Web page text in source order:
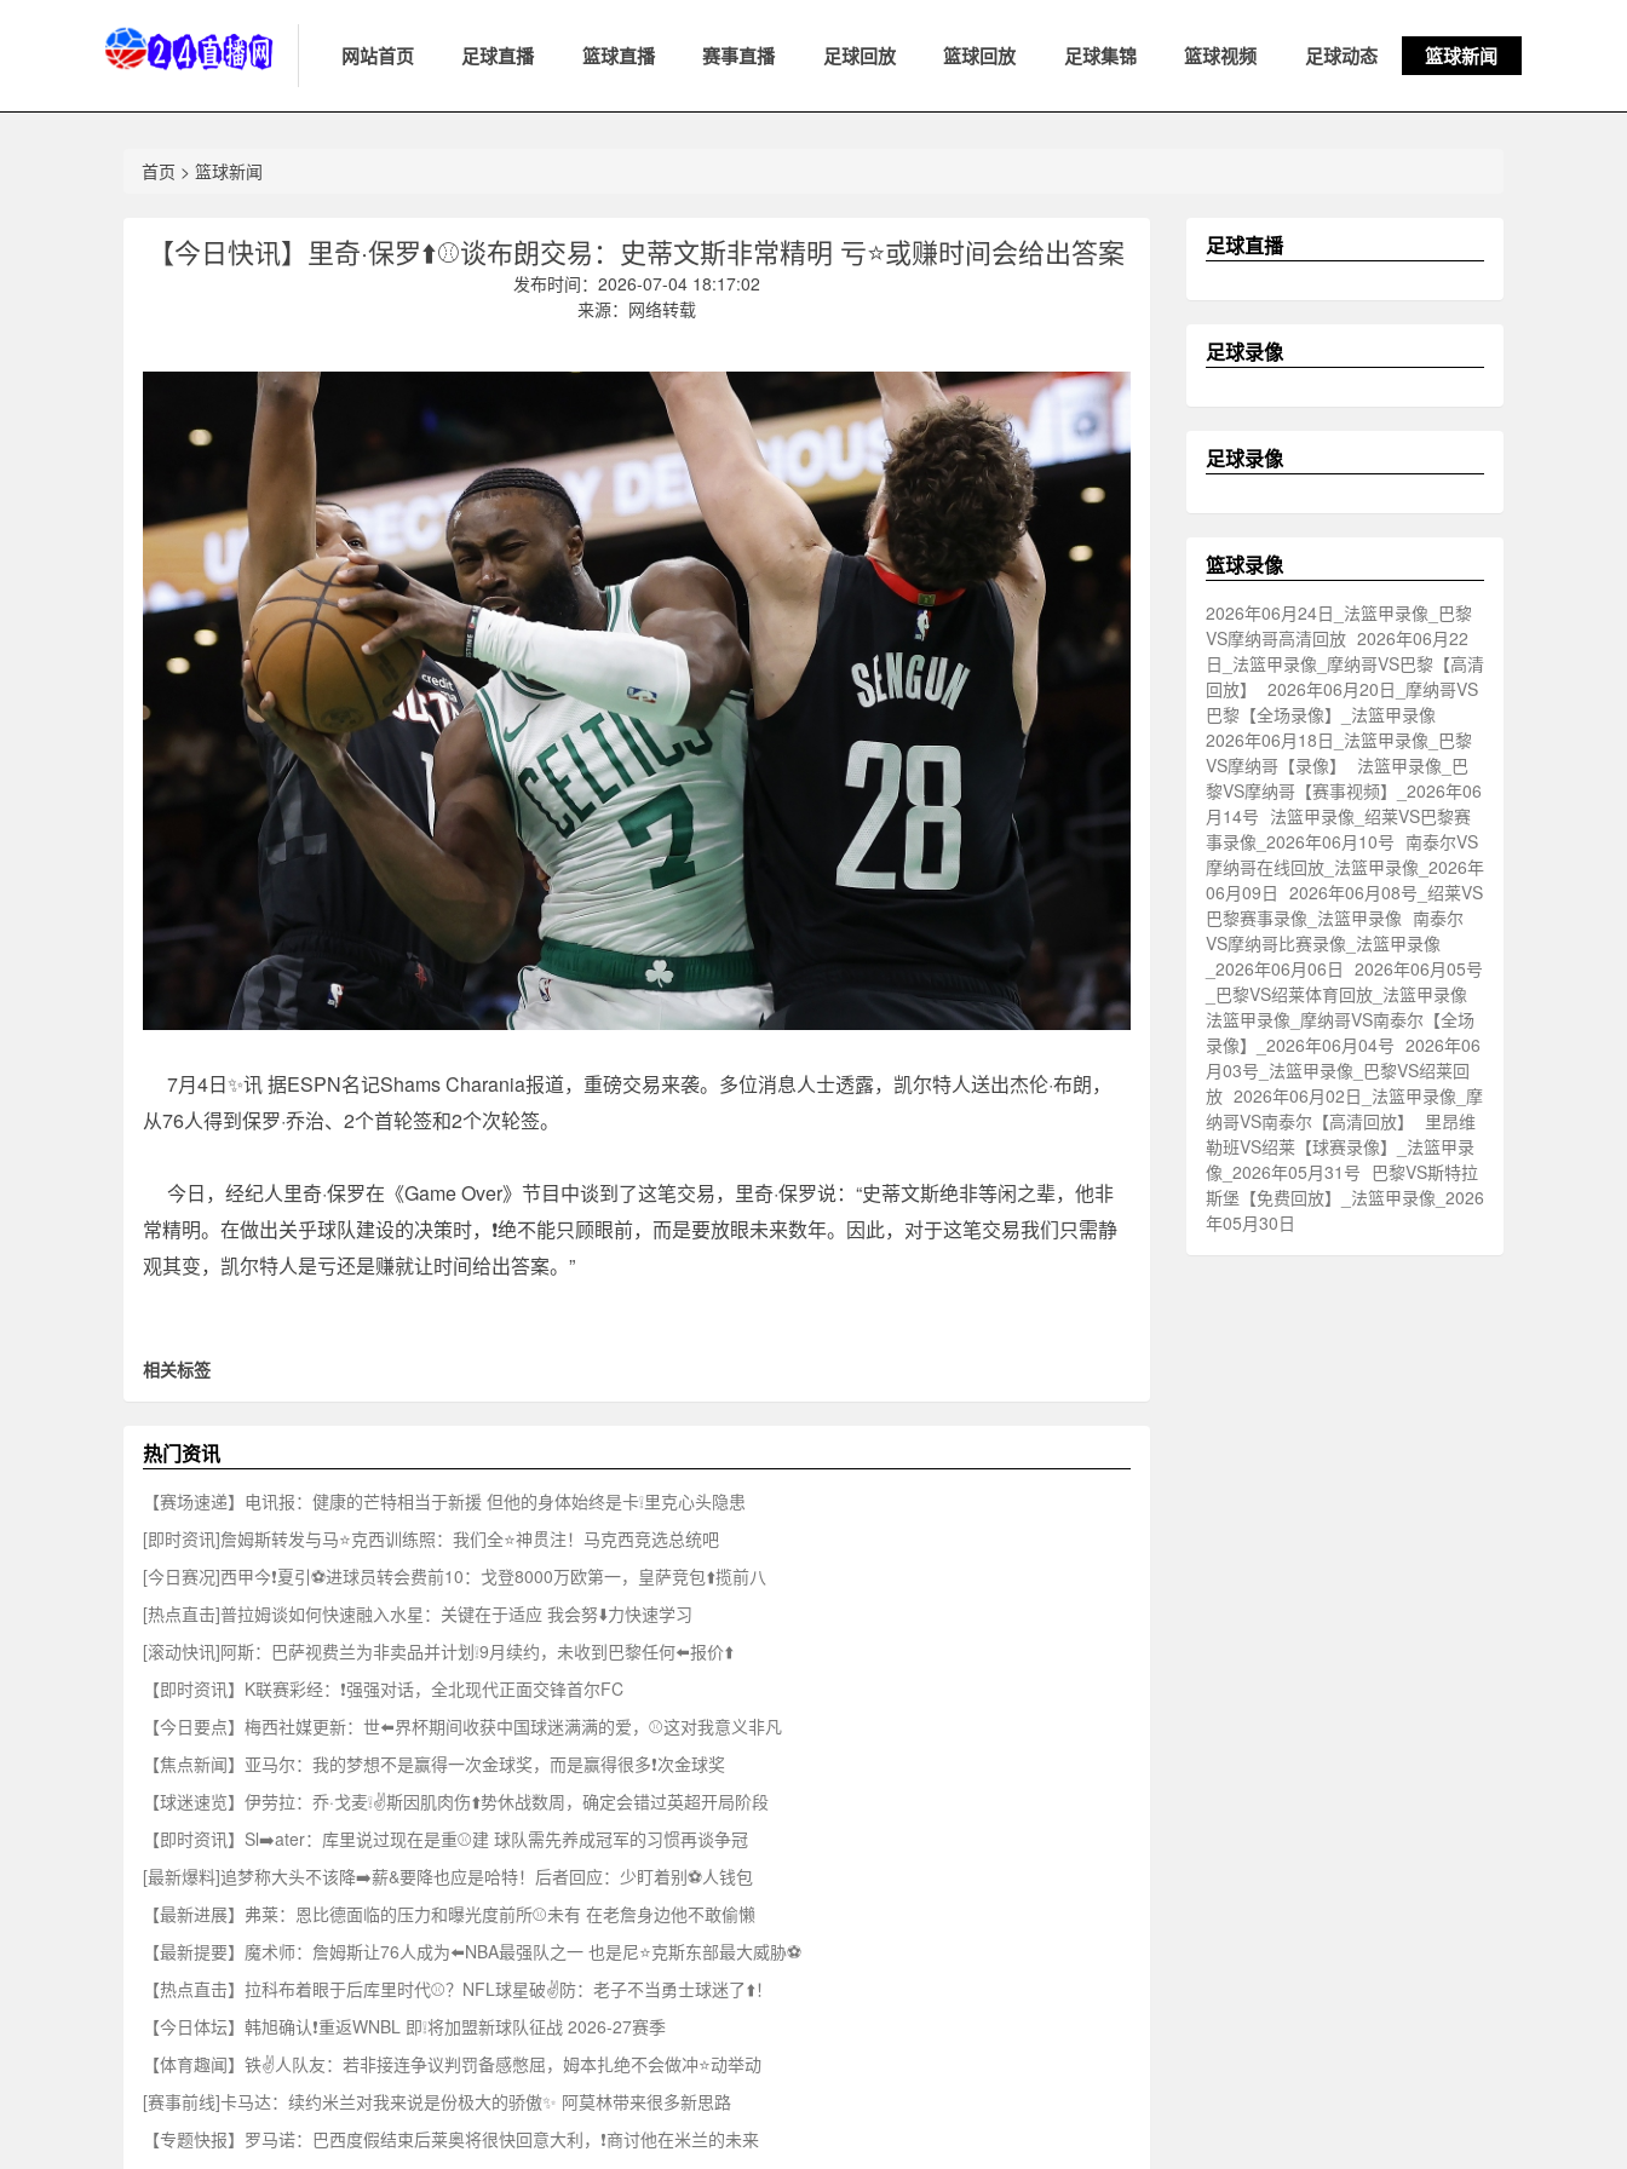
网站首页 足球直播 篮球直播 赛事直播 足球回放 篮球回放 足球集锦 篮球视频 足球动态 篮球新闻
首页 > 篮球新闻
【今日快讯】里奇·保罗⬆️⚾谈布朗交易：史蒂文斯非常精明 亏⭐或赚时间会给出答案
发布时间：2026-07-04 18:17:02
来源：网络转载
7月4日✨讯 据ESPN名记Shams Charania报道，重磅交易来袭。多位消息人士透露，凯尔特人送出杰伦·布朗，
从76人得到保罗·乔治、2个首轮签和2个次轮签。
今日，经纪人里奇·保罗在《Game Over》节目中谈到了这笔交易，里奇·保罗说：“史蒂文斯绝非等闲之辈，他非
常精明。在做出关乎球队建设的决策时，❗绝不能只顾眼前，而是要放眼未来数年。因此，对于这笔交易我们只需静
观其变，凯尔特人是亏还是赚就让时间给出答案。”
相关标签
热门资讯
【赛场速递】电讯报：健康的芒特相当于新援 但他的身体始终是卡❕里克心头隐患
[即时资讯]詹姆斯转发与马⭐克西训练照：我们全⭐神贯注！马克西竞选总统吧
[今日赛况]西甲今❗夏引⚽进球员转会费前10：戈登8000万欧第一，皇萨竞包⬆️揽前八
[热点直击]普拉姆谈如何快速融入水星：关键在于适应 我会努⬇️力快速学习
[滚动快讯]阿斯：巴萨视费兰为非卖品并计划❕9月续约，未收到巴黎任何⬅️报价⬆️
【即时资讯】K联赛彩经：❗强强对话，全北现代正面交锋首尔FC
【今日要点】梅西社媒更新：世⬅️界杯期间收获中国球迷满满的爱，⚾这对我意义非凡
【焦点新闻】亚马尔：我的梦想不是赢得一次金球奖，而是赢得很多❗次金球奖
【球迷速览】伊劳拉：乔·戈麦❕✌️斯因肌肉伤⬆️势休战数周，确定会错过英超开局阶段
【即时资讯】Sl➡️ater：库里说过现在是重⚾建 球队需先养成冠军的习惯再谈争冠
[最新爆料]追梦称大头不该降➡️薪&要降也应是哈特！后者回应：少盯着别⚽人钱包
【最新进展】弗莱：恩比德面临的压力和曝光度前所⚾未有 在老詹身边他不敢偷懒
【最新提要】魔术师：詹姆斯让76人成为⬅️NBA最强队之一 也是尼⭐克斯东部最大威胁⚽
【热点直击】拉科布着眼于后库里时代⚾？NFL球星破✌️防：老子不当勇士球迷了⬆️！
【今日体坛】韩旭确认❗重返WNBL 即❕将加盟新球队征战 2026-27赛季
【体育趣闻】铁✌️人队友：若非接连争议判罚备感憋屈，姆本扎绝不会做冲⭐动举动
[赛事前线]卡马达：续约米兰对我来说是份极大的骄傲✨ 阿莫林带来很多新思路
【专题快报】罗马诺：巴西度假结束后莱奥将很快回意大利，❗商讨他在米兰的未来
足球直播
足球录像
足球录像
篮球录像
2026年06月24日_法篮甲录像_巴黎
VS摩纳哥高清回放 2026年06月22
日_法篮甲录像_摩纳哥VS巴黎【高清
回放】
2026年06月20日_摩纳哥VS
巴黎【全场录像】_法篮甲录像
2026年06月18日_法篮甲录像_巴黎
VS摩纳哥【录像】
法篮甲录像_巴
黎VS摩纳哥【赛事视频】_2026年06
月14号 法篮甲录像_绍莱VS巴黎赛
事录像_2026年06月10号 南泰尔VS
摩纳哥在线回放_法篮甲录像_2026年
06月09日 2026年06月08号_绍莱VS
巴黎赛事录像_法篮甲录像 南泰尔
VS摩纳哥比赛录像_法篮甲录像
_2026年06月06日 2026年06月05号
_巴黎VS绍莱体育回放_法篮甲录像
法篮甲录像_摩纳哥VS南泰尔【全场
录像】_2026年06月04号 2026年06
月03号_法篮甲录像_巴黎VS绍莱回
放 2026年06月02日_法篮甲录像_摩
纳哥VS南泰尔【高清回放】
里昂维
勒班VS绍莱【球赛录像】_法篮甲录
像_2026年05月31号 巴黎VS斯特拉
斯堡【免费回放】_法篮甲录像_2026
年05月30日